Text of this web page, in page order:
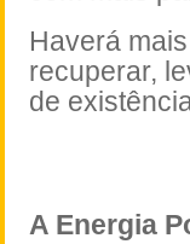
Haverá
recuperar,
de
A Energia